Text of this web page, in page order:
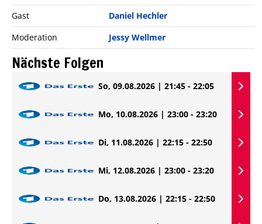
Gast
Daniel Hechler
Moderation
Jessy Wellmer
Nächste Folgen
So, 09.08.2026 | 21:45 - 22:05
Mo, 10.08.2026 | 23:00 - 23:20
Di, 11.08.2026 | 22:15 - 22:50
Mi, 12.08.2026 | 23:00 - 23:20
Do, 13.08.2026 | 22:15 - 22:50